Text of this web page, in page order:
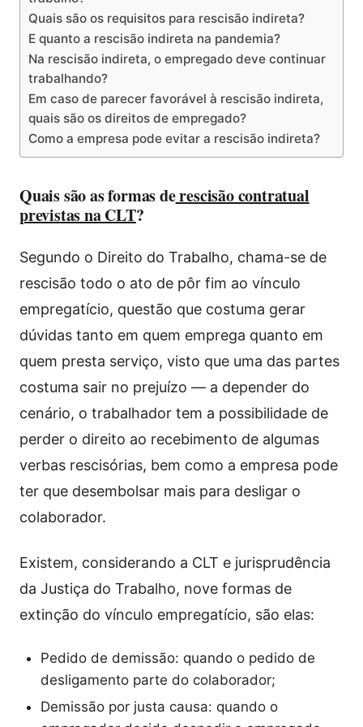
Quais são os requisitos para rescisão indireta?
E quanto a rescisão indireta na pandemia?
Na rescisão indireta, o empregado deve continuar
trabalhando?
Em caso de parecer favorável à rescisão indireta,
quais são os direitos de empregado?
Como a empresa pode evitar a rescisão indireta?
Quais são as formas derescisão contratual
previstas na CLT?
Segundo o Direito do Trabalho, chama-se de
rescisão todo o ato de pôr fim ao vínculo
empregatício, questão que costuma gerar
dúvidas tanto em quem emprega quanto em
quem presta serviço, visto que uma das partes
costuma sair no prejuízo — a depender do
cenário, o trabalhador tem a possibilidade de
perder o direito ao recebimento de algumas
verbas rescisórias, bem como a empresa pode
ter que desembolsar mais para desligar o
colaborador.
Existem, considerando a CLT e jurisprudência
da Justiça do Trabalho, nove formas de
extinção do vínculo empregatício, são elas:
Pedido de demissão: quando o pedido de
desligamento parte do colaborador;
Demissão por justa causa: quando o